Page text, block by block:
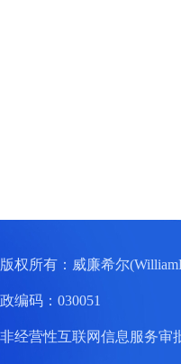
版权所有：威廉希尔
政编码：030051
非经营性互联网信息服务审